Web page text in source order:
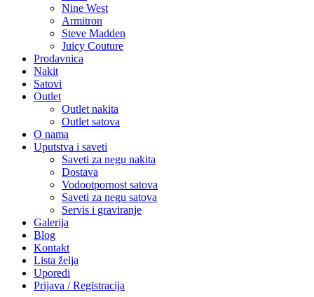
Nine West
Armitron
Steve Madden
Juicy Couture
Prodavnica
Nakit
Satovi
Outlet
Outlet nakita
Outlet satova
O nama
Uputstva i saveti
Saveti za negu nakita
Dostava
Vodootpornost satova
Saveti za negu satova
Servis i graviranje
Galerija
Blog
Kontakt
Lista želja
Uporedi
Prijava / Registracija